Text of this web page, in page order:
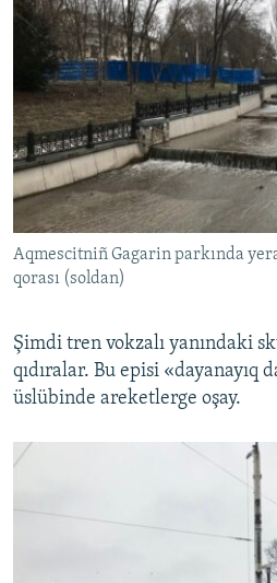
Aqmescitniñ Gagarin parkında
qorası (soldan)
Şimdi tren vokzalı yanındaki
qıdıralar. Bu episi «dayanayıq
üslübinde areketlerge oşay.